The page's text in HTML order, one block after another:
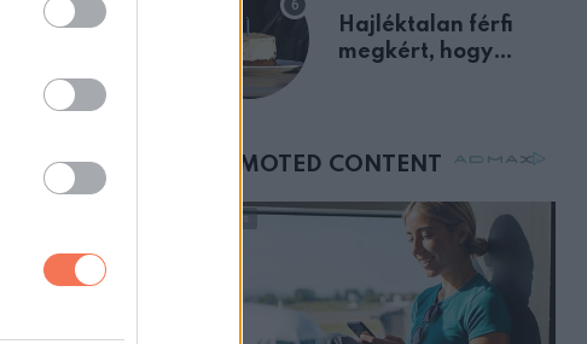
Hajléktalan férfi
megkért, hogy
mellettem ült az első